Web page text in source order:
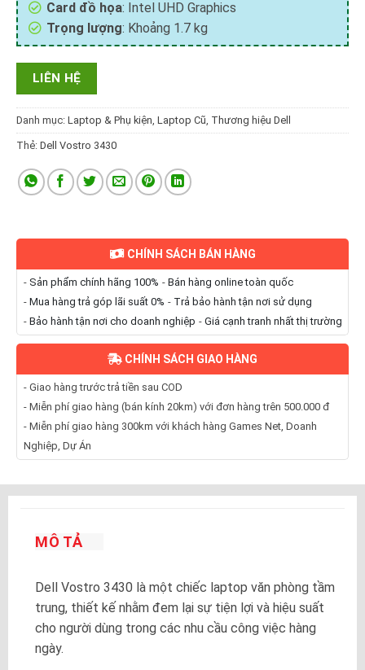
Card đồ họa: Intel UHD Graphics
Trọng lượng: Khoảng 1.7 kg
LIÊN HỆ
Danh mục: Laptop & Phụ kiện Laptop Cũ Thương hiệu Dell
Thẻ: Dell Vostro 3430
CHÍNH SÁCH BÁN HÀNG
- Sản phẩm chính hãng 100% - Bán hàng online toàn quốc
- Mua hàng trả góp lãi suất 0% - Trả bảo hành tận nơi sử dụng
- Bảo hành tận nơi cho doanh nghiệp - Giá cạnh tranh nhất thị trường
CHÍNH SÁCH GIAO HÀNG
- Giao hàng trước trả tiền sau COD
- Miễn phí giao hàng (bán kính 20km) với đơn hàng trên 500.000 đ
- Miễn phí giao hàng 300km với khách hàng Games Net, Doanh
Nghiệp, Dự Án
MÔ TẢ
Dell Vostro 3430 là một chiếc laptop văn phòng tầm
trung, thiết kế nhằm đem lại sự tiện lợi và hiệu suất
cho người dùng trong các nhu cầu công việc hàng
ngày.